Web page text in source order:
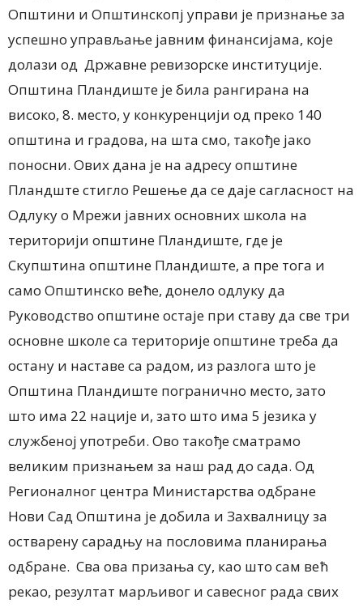
Општини и Општинскопј управи је признање за
успешно управљање јавним финансијама, које
долази од Државне ревизорске институције.
Општина Пландиште је била рангирана на
високо, 8. место, у конкуренцији од преко 140
општина и градова, на шта смо, такође јако
поносни. Ових дана је на адресу општине
Пландште стигло Решење да се даје сагласност на
Одлуку о Мрежи јавних основних школа на
територији општине Пландиште, где је
Скупштина општине Пландиште, а пре тога и
само Општинско веће, донело одлуку да
Руководство општине остаје при ставу да све три
основне школе са територије општине треба да
остану и наставе са радом, из разлога што је
Општина Пландиште погранично место, зато
што има 22 нације и, зато што има 5 језика у
службеној употреби. Ово такође сматрамо
великим признањем за наш рад до сада. Од
Регионалног центра Министарства одбране
Нови Сад Општина је добила и Захвалницу за
остварену сарадњу на пословима планирања
одбране. Сва ова призања су, као што сам већ
рекао, резултат марљивог и савесног рада свих